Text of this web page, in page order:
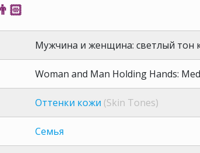
Мужчина и женщина: светлый тон
Woman and Man Holding Hands:
Оттенки кожи (Skin Tones)
Семья